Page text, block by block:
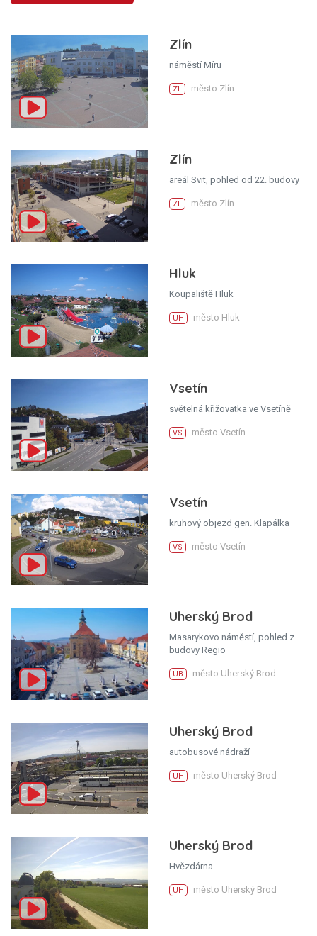
Zlín
náměstí Míru
ZL město Zlín
Zlín
areál Svit, pohled od 22. budovy
ZL město Zlín
Hluk
Koupaliště Hluk
UH město Hluk
Vsetín
světelná křižovatka ve Vsetíně
VS město Vsetín
Vsetín
kruhový objezd gen. Klapálka
VS město Vsetín
Uherský Brod
Masarykovo náměstí, pohled z
budovy Regio
UB město Uherský Brod
Uherský Brod
autobusové nádraží
UH město Uherský Brod
Uherský Brod
Hvězdárna
UH město Uherský Brod